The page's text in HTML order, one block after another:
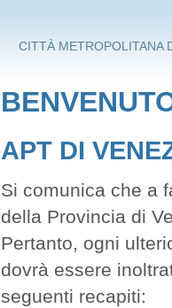
CITTÀ METROPOLITANA
APT DI
Si comunica che a
della Provincia di
Pertanto, ogni
dovrà essere
seguenti recapiti: